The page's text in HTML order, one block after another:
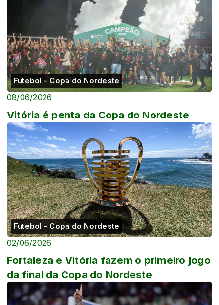
Futebol - Copa do Nordeste
08/06/2026
Vitória é penta da Copa do Nordeste
Futebol - Copa do Nordeste
02/06/2026
Fortaleza e Vitória fazem o primeiro jogo
da final da Copa do Nordeste